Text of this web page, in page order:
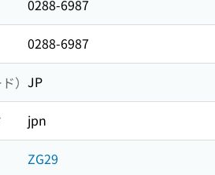
0288-6987
0288-6987
） JP
jpn
ZG29